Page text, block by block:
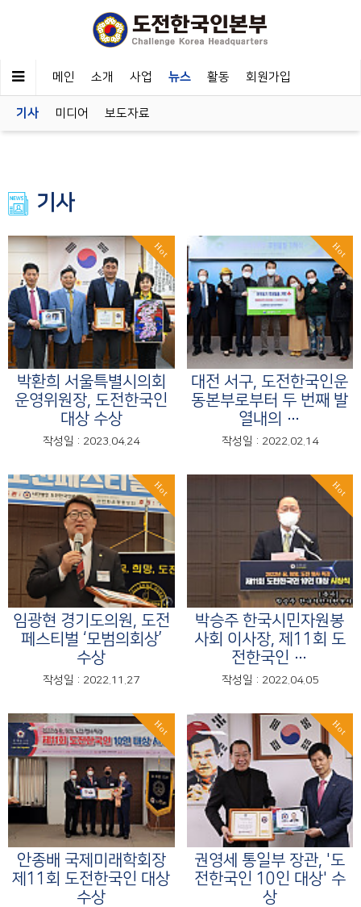
메인 소개 사업 뉴스 활동 회원가입
기사 미디어 보도자료
기사
Hot
박환희 서울특별시의회
운영위원장, 도전한국인
대상 수상
작성일 : 2023.04.24
Hot
대전 서구, 도전한국인운
동본부로부터 두 번째 발
열내의 …
작성일 : 2022.02.14
Hot
임광현 경기도의원, 도전
페스티벌 ‘모범의회상’
수상
작성일 : 2022.11.27
Hot
박승주 한국시민자원봉
사회 이사장, 제11회 도
전한국인 …
작성일 : 2022.04.05
Hot
안종배 국제미래학회장
제11회 도전한국인 대상
수상
Hot
권영세 통일부 장관, '도
전한국인 10인 대상' 수
상